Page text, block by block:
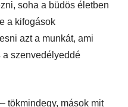
soha a büdös életben
a kifogások
azt a munkát, ami
a szenvedélyeddé
tökmindegy, mások mit